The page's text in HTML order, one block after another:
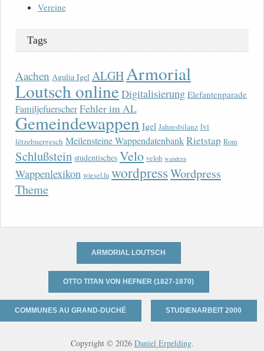
Vereine
Tags
Aachen Agulia Igel ALGHArmorial
Loutsch onlineDigitalisierung Elefantenparade
FamiljefuerscherFehler im AL
Gemeindewappen Igel Jahresbilanz lvi
lëtzebuergesch Meilensteine WappendatenbankRietstap Rom
Schlußstein studentisches Velo veloh wandern
Wappenlexikon wiesel.lu wordpressWordpress
Theme
ARMORIAL LOUTSCH
OTTO TITAN VON HEFNER (1827-1870)
COMMUNES AU GRAND-DUCHÉ STUDIENARBEIT 2000
Copyright © 2026 Daniel Erpelding.